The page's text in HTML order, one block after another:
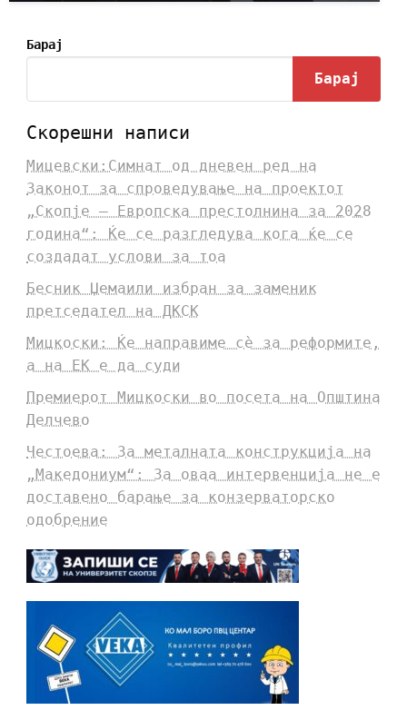
Барај
Барај
Скорешни написи
Мицевски:Симнат од дневен ред на
Законот за спроведување на проектот
„Скопје – Европска престолнина за 2028
година“: Ќе се разгледува кога ќе се
создадат услови за тоа
Бесник Џемаили избран за заменик
претседател на ДКСК
Мицкоски: Ќе направиме сè за реформите,
а на ЕК е да суди
Премиерот Мицкоски во посета на Општина
Делчево
Честоева: За металната конструкција на
„Македониум“: За оваа интервенција не е
доставено барање за конзерваторско
одобрение